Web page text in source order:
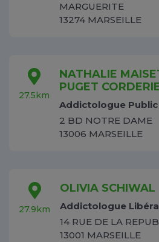
MARGUERITE
13274 MARSEILLE
27.5km
NATHALIE
PUGET
Addictologue Public
2 BD NOTRE DAME
13006 MARSEILLE
27.9km
OLIVIA SCHIWAL
Addictologue
14 RUE DE LA
13001 MARSEILLE